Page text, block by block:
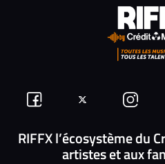
Suivez-
nous
Suivez-
nous
sur
Nous
sur
RIFFX l’écosystème du
artistes et aux